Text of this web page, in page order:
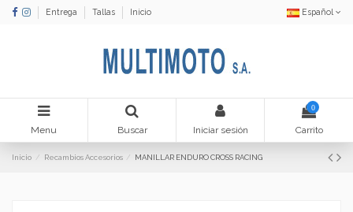
Entrega Tallas Inicio Español
Menu Buscar Iniciar sesión
0
Carrito
Inicio Recambios Accesorios MANILLAR ENDURO CROSS RACING